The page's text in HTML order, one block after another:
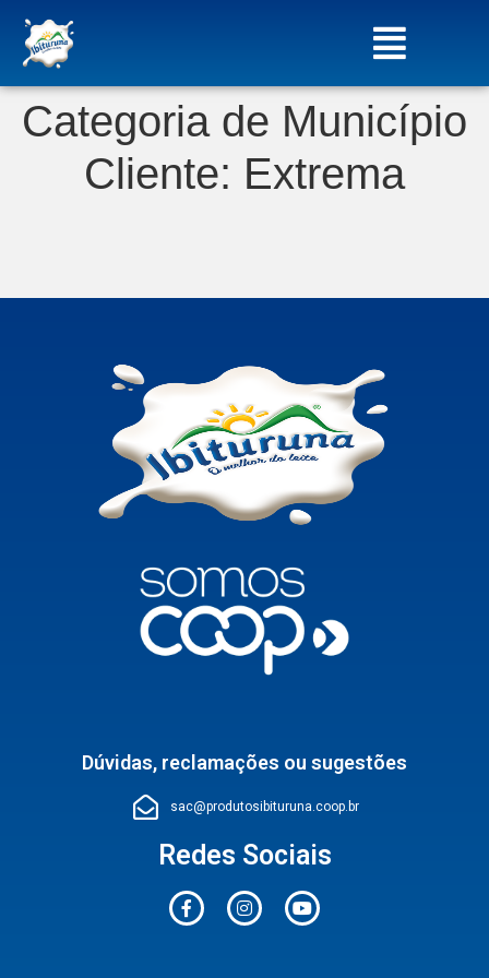
Categoria de Município
Cliente: Extrema
Dúvidas, reclamações ou sugestões
sac@produtosibituruna.coop.br
Redes Sociais